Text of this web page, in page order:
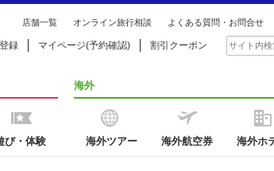
店舗一覧 オンライン旅行相談 よくある質問・お問合せ
録 マイページ(予約確認) 割引クーポン
び・体験
海外
海外ツアー 海外航空券 海外ホ